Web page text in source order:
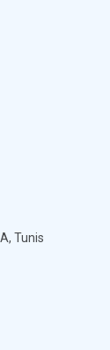
Tunis